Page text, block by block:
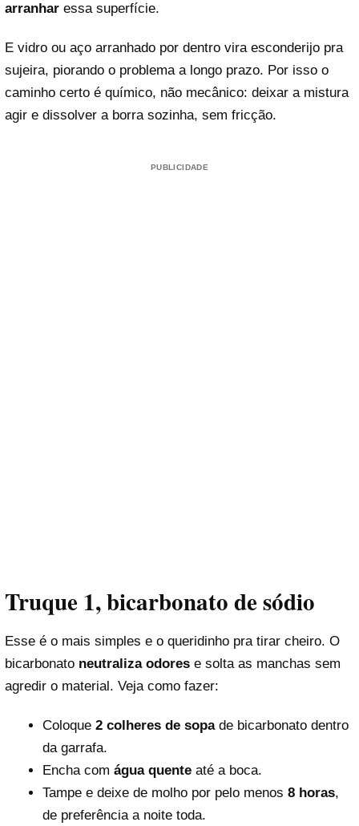
arranhar essa superfície.
E vidro ou aço arranhado por dentro vira esconderijo pra
sujeira, piorando o problema a longo prazo. Por isso o
caminho certo é químico, não mecânico: deixar a mistura
agir e dissolver a borra sozinha, sem fricção.
PUBLICIDADE
Truque 1, bicarbonato de sódio
Esse é o mais simples e o queridinho pra tirar cheiro. O
bicarbonato neutraliza odores e solta as manchas sem
agredir o material. Veja como fazer:
Coloque 2 colheres de sopade bicarbonato dentro
da garrafa.
Encha com água quenteaté a boca.
Tampe e deixe de molho por pelo menos 8 horas,
de preferência a noite toda.